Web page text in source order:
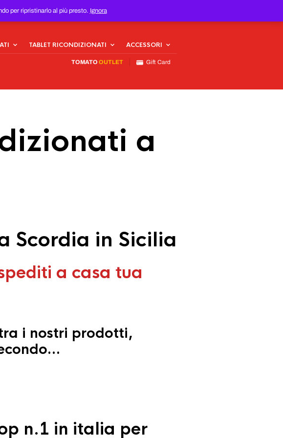
per ripristinarlo al più presto. Ignora
TABLET RICONDIZIONATI ACCESSORI
TOMATO OUTLET Gift Card
a
Scordia in Sicilia
a casa tua
i nostri prodotti,
n.1 in italia per